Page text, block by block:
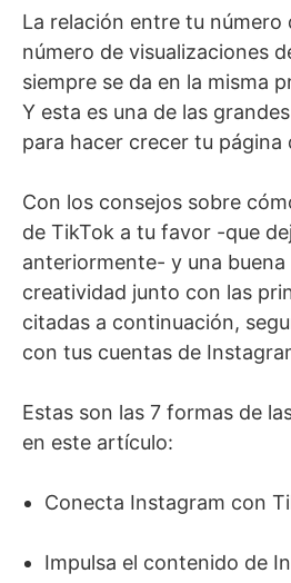
La relación entre tu número
número de visualizaciones
siempre se da en la misma
Y esta es una de las
para hacer crecer tu página
Con los consejos sobre
de TikTok a tu favor -que
anteriormente- y una buena
creatividad junto con las
citadas a continuación,
con tus cuentas de
Estas son las 7 formas de
en este artículo:
Conecta Instagram con
Impulsa el contenido de